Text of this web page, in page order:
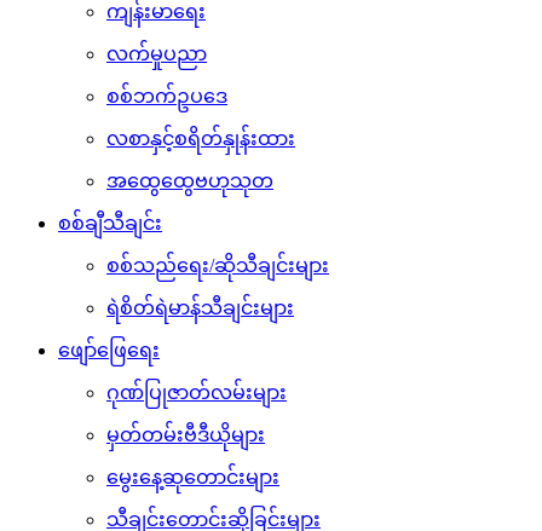
ကျန်းမာရေး
လက်မှုပညာ
စစ်ဘက်ဥပဒေ
လစာနှင့်စရိတ်နှုန်းထား
အထွေထွေဗဟုသုတ
စစ်ချီသီချင်း
စစ်သည်ရေး/ဆိုသီချင်းများ
ရဲစိတ်ရဲမာန်သီချင်းများ
ဖျော်ဖြေရေး
ဂုဏ်ပြုဇာတ်လမ်းများ
မှတ်တမ်းဗီဒီယိုများ
မွေးနေ့ဆုတောင်းများ
သီချင်းတောင်းဆိုခြင်းများ